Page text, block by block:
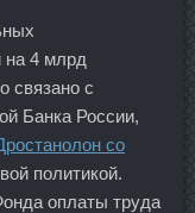
на 4 млрд
связано с
Банка России,
со
политикой.
оплаты труда